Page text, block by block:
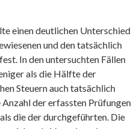
einen deutlichen Unterschied
und den tatsächlich
In den untersuchten Fällen
als die Hälfte der
Steuern auch tatsächlich
der erfassten Prüfungen
die der durchgeführten. Die